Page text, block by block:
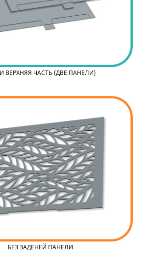
И ВЕРХНЯЯ ЧАСТЬ (ДВЕ ПАНЕЛИ)
БЕЗ ЗАДЕНЕЙ ПАНЕЛИ